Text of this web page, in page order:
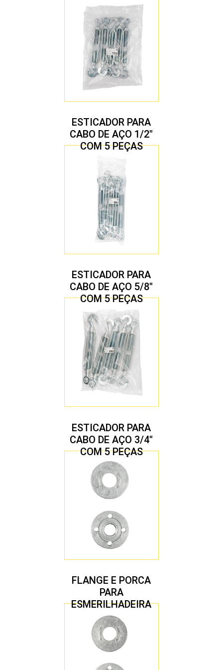
ESTICADOR PARA
CABO DE AÇO 1/2″
COM 5 PEÇAS
ESTICADOR PARA
CABO DE AÇO 5/8″
COM 5 PEÇAS
ESTICADOR PARA
CABO DE AÇO 3/4″
COM 5 PEÇAS
FLANGE E PORCA
PARA
ESMERILHADEIRA
4.1/2″ 22,23 MM